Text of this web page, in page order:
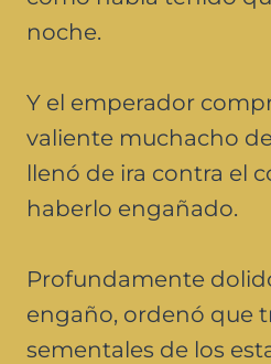
noche.
Y el emperador
valiente muchacho
llenó de ira contra el
haberlo engañado.
Profundamente
engaño, ordenó que
sementales de los